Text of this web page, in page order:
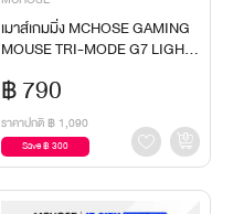
เมาส์เกมมิ่ง MCHOSE GAMING
MOUSE TRI-MODE G7 LIGHT
Gaming Mouse
฿ 790
ราคาปกติ ฿ 1,090
Save ฿ 300